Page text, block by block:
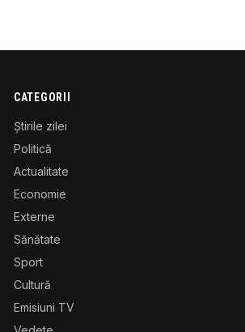
CATEGORII
Știrile zilei
Politică
Actualitate
Economie
Externe
Sănătate
Sport
Cultură
Emisiuni TV